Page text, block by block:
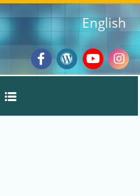
Facebook
Wordpress
English